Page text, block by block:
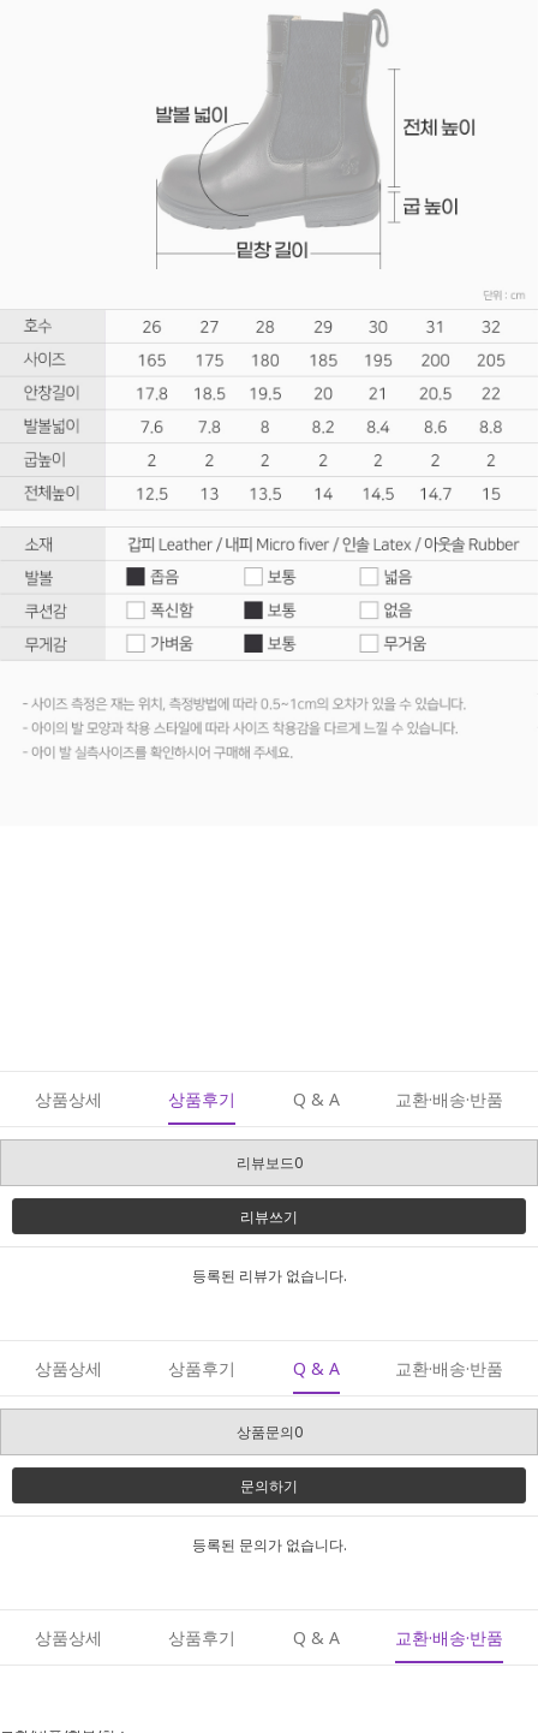
상품상세 상품후기 Q & A 교환·배송·반품
리뷰보드0
리뷰쓰기
등록된 리뷰가 없습니다.
상품상세 상품후기 Q & A 교환·배송·반품
상품문의0
문의하기
등록된 문의가 없습니다.
상품상세 상품후기 Q & A 교환·배송·반품